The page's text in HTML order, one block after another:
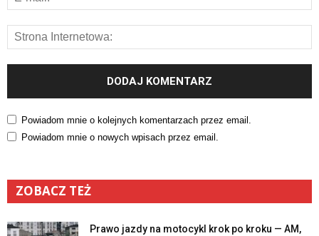
Powiadom mnie o kolejnych komentarzach przez email.
Powiadom mnie o nowych wpisach przez email.
ZOBACZ TEŻ
Prawo jazdy na motocykl krok po kroku — AM,